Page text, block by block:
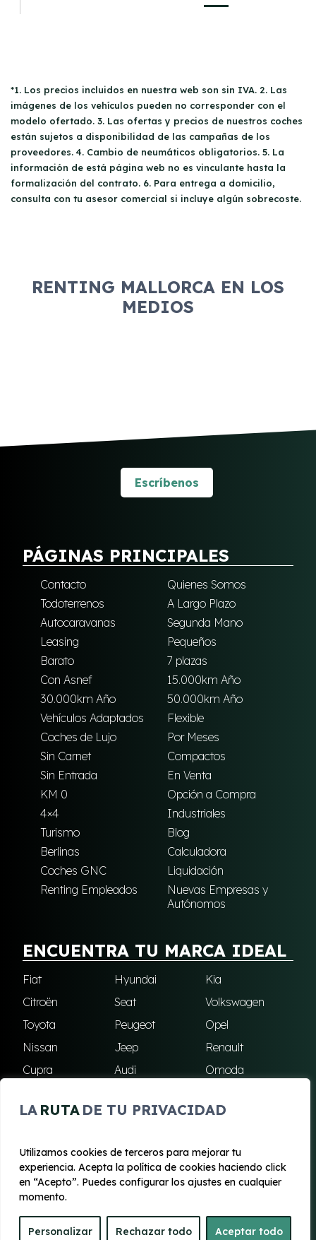
LA RUTA DE TU PRIVACIDAD
Utilizamos cookies de terceros para mejorar tu
experiencia. Acepta la política de cookies haciendo click
en “Acepto”. Puedes configurar los ajustes en cualquier
momento.
Personalizar Rechazar todo Aceptar todo
*1. Los precios incluidos en nuestra web son sin IVA. 2. Las
imágenes de los vehículos pueden no corresponder con el
modelo ofertado. 3. Las ofertas y precios de nuestros coches
están sujetos a disponibilidad de las campañas de los
proveedores. 4. Cambio de neumáticos obligatorios. 5. La
información de está página web no es vinculante hasta la
formalización del contrato. 6. Para entrega a domicilio,
consulta con tu asesor comercial si incluye algún sobrecoste.
RENTING MALLORCA EN LOS
MEDIOS
Escríbenos
PÁGINAS PRINCIPALES
Contacto
Quienes Somos
Todoterrenos
A Largo Plazo
Autocaravanas
Segunda Mano
Leasing
Pequeños
Barato
7 plazas
Con Asnef
15.000km Año
30.000km Año
50.000km Año
Vehículos Adaptados
Flexible
Coches de Lujo
Por Meses
Sin Carnet
Compactos
Sin Entrada
En Venta
KM 0
Opción a Compra
4×4
Industriales
Turismo
Blog
Berlinas
Calculadora
Coches GNC
Liquidación
Renting Empleados
Nuevas Empresas y
Autónomos
ENCUENTRA TU MARCA IDEAL
Fiat Hyundai
Kia
Citroën
Seat
Volkswagen
Toyota
Peugeot
Opel
Nissan
Jeep
Renault
Cupra
Audi
Omoda
Skoda
Ford Todas las marcas
© 2020 - 2026 Renting Mallorca
Aviso legal y Privacidad